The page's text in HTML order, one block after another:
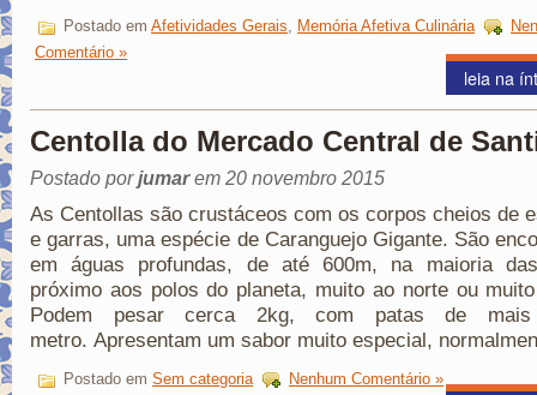
Postado em Afetividades Gerais, Memória Afetiva Culinária
Comentário »
leia na
Centolla do Mercado Central de
Postado porjumarem 20 novembro 2015
As Centollas são crustáceos com os corpos cheios de
e garras, uma espécie de Caranguejo Gigante. São
em águas profundas, de até 600m, na maioria
próximo aos polos do planeta, muito ao norte ou
Podem pesar cerca 2kg, com patas de
metro. Apresentam um sabor muito especial,
Postado em Sem categoria Nenhum Comentário »